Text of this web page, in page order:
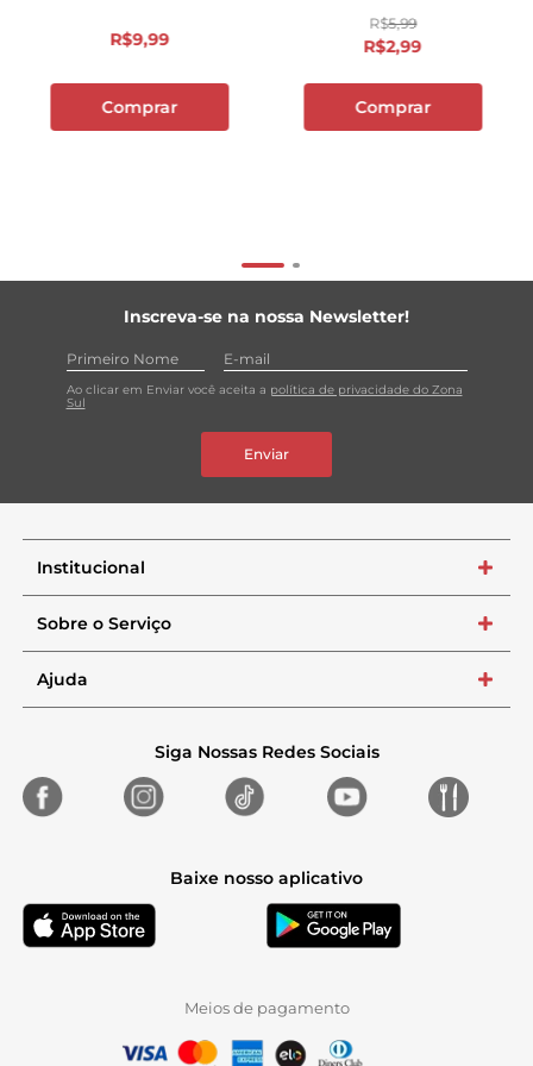
R$9,99
Comprar
R$5,99
R$2,99
Comprar
Inscreva-se na nossa Newsletter!
Ao clicar em Enviar você aceita a política de privacidade do Zona
Sul
Enviar
Institucional +
Sobre o Serviço +
Ajuda +
Siga Nossas Redes Sociais
Baixe nosso aplicativo
Meios de pagamento